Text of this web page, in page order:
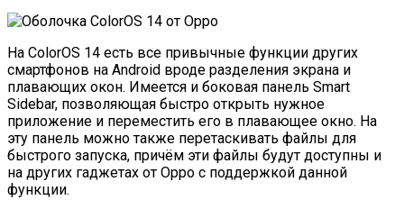
На ColorOS 14 есть все привычные функции других
смартфонов на Android вроде разделения экрана и
плавающих окон. Имеется и боковая панель Smart
Sidebar, позволяющая быстро открыть нужное
приложение и переместить его в плавающее окно. На
эту панель можно также перетаскивать файлы для
быстрого запуска, причём эти файлы будут доступны и
на других гаджетах от Oppo с поддержкой данной
функции.